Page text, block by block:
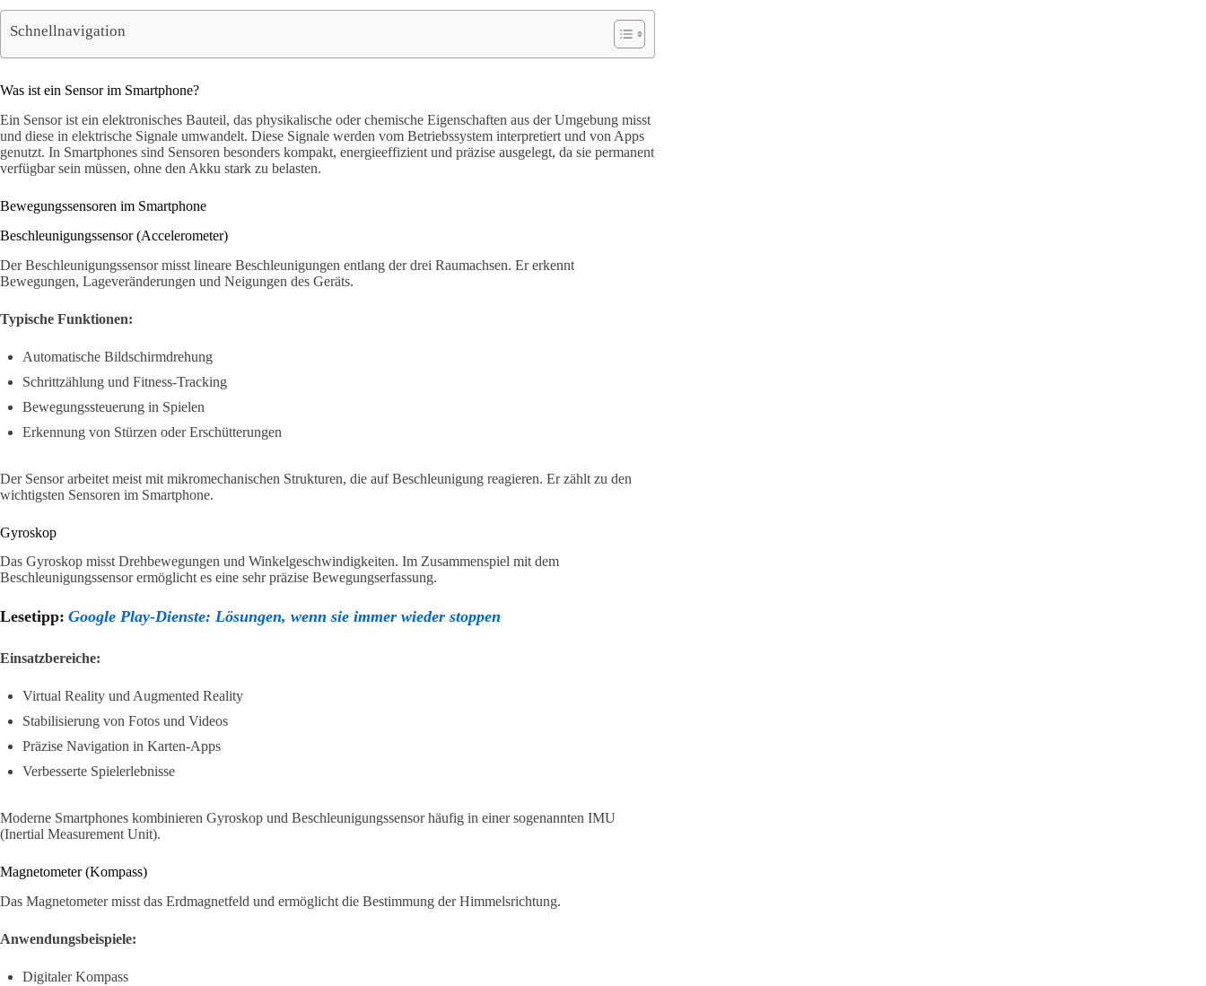
Schnellnavigation
Was ist ein Sensor im Smartphone?
Ein Sensor ist ein elektronisches Bauteil, das physikalische oder chemische Eigenschaften aus der Umgebung misst
und diese in elektrische Signale umwandelt. Diese Signale werden vom Betriebssystem interpretiert und von Apps
genutzt. In Smartphones sind Sensoren besonders kompakt, energieeffizient und präzise ausgelegt, da sie permanent
verfügbar sein müssen, ohne den Akku stark zu belasten.
Bewegungssensoren im Smartphone
Beschleunigungssensor (Accelerometer)
Der Beschleunigungssensor misst lineare Beschleunigungen entlang der drei Raumachsen. Er erkennt
Bewegungen, Lageveränderungen und Neigungen des Geräts.
Typische Funktionen:
Automatische Bildschirmdrehung
Schrittzählung und Fitness-Tracking
Bewegungssteuerung in Spielen
Erkennung von Stürzen oder Erschütterungen
Der Sensor arbeitet meist mit mikromechanischen Strukturen, die auf Beschleunigung reagieren. Er zählt zu den
wichtigsten Sensoren im Smartphone.
Gyroskop
Das Gyroskop misst Drehbewegungen und Winkelgeschwindigkeiten. Im Zusammenspiel mit dem
Beschleunigungssensor ermöglicht es eine sehr präzise Bewegungserfassung.
Lesetipp: Google Play-Dienste: Lösungen, wenn sie immer wieder stoppen
Einsatzbereiche:
Virtual Reality und Augmented Reality
Stabilisierung von Fotos und Videos
Präzise Navigation in Karten-Apps
Verbesserte Spielerlebnisse
Moderne Smartphones kombinieren Gyroskop und Beschleunigungssensor häufig in einer sogenannten IMU
(Inertial Measurement Unit).
Magnetometer (Kompass)
Das Magnetometer misst das Erdmagnetfeld und ermöglicht die Bestimmung der Himmelsrichtung.
Anwendungsbeispiele:
Digitaler Kompass